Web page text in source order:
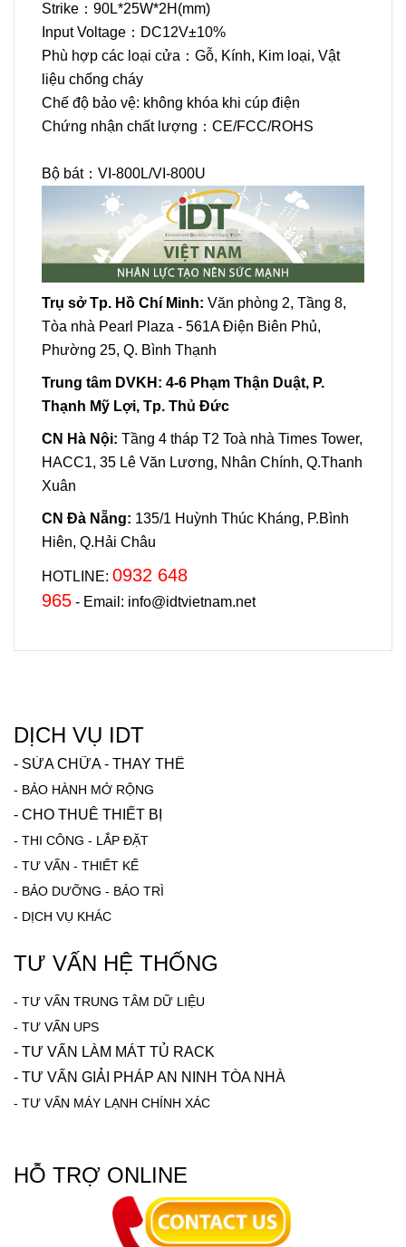
Strike：90L*25W*2H(mm)
Input Voltage：DC12V±10%
Phù hợp các loại cửa：Gỗ, Kính, Kim loại, Vật
liệu chống cháy
Chế độ bảo vệ: không khóa khi cúp điện
Chứng nhận chất lượng：CE/FCC/ROHS
Bộ bát：VI-800L/VI-800U
Trụ sở Tp. Hồ Chí Minh: Văn phòng 2, Tầng 8,
Tòa nhà Pearl Plaza - 561A Điện Biên Phủ,
Phường 25, Q. Bình Thạnh
Trung tâm DVKH: 4-6 Phạm Thận Duật, P.
Thạnh Mỹ Lợi, Tp. Thủ Đức
CN Hà Nội: Tầng 4 tháp T2 Toà nhà Times Tower,
HACC1, 35 Lê Văn Lương, Nhân Chính, Q.Thanh
Xuân
CN Đà Nẵng: 135/1 Huỳnh Thúc Kháng, P.Bình
Hiên, Q.Hải Châu
HOTLINE: 0932 648
965 - Email: info@idtvietnam.net
DỊCH VỤ IDT
- SỬA CHỮA - THAY THẾ
- BẢO HÀNH MỞ RỘNG
- CHO THUÊ THIẾT BỊ
- THI CÔNG - LẮP ĐẶT
- TƯ VẤN - THIẾT KẾ
- BẢO DƯỠNG - BẢO TRÌ
- DỊCH VỤ KHÁC
TƯ VẤN HỆ THỐNG
- TƯ VẤN TRUNG TÂM DỮ LIỆU
- TƯ VẤN UPS
- TƯ VẤN LÀM MÁT TỦ RACK
- TƯ VẤN GIẢI PHÁP AN NINH TÒA NHÀ
- TƯ VẤN MÁY LẠNH CHÍNH XÁC
HỖ TRỢ ONLINE